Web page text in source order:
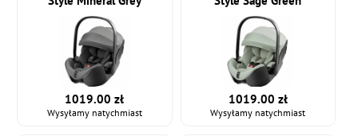
1019.00 zł
Wysyłamy natychmiast
1019.00 zł
Wysyłamy natychmiast